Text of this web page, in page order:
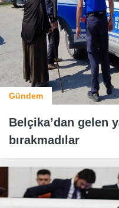
Gündem
Belçika’dan gelen
bırakmadılar